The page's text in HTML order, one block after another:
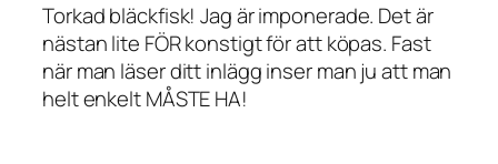
Torkad bläckfisk! Jag är imponerade. Det är
nästan lite FÖR konstigt för att köpas. Fast
när man läser ditt inlägg inser man ju att man
helt enkelt MÅSTE HA!